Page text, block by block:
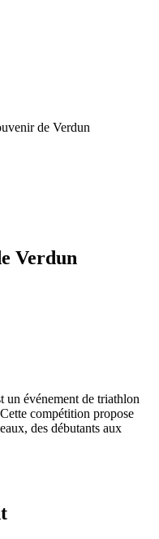
de Verdun
Verdun
un événement de triathlon
compétition propose
des débutants aux